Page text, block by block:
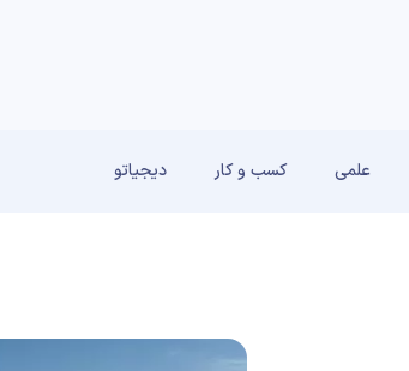
علمی کسب و کار دیجیاتو